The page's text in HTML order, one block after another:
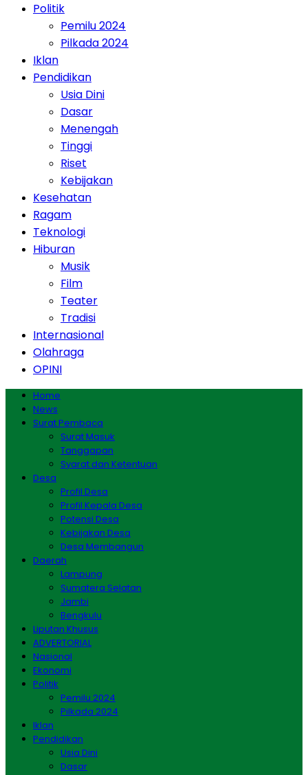
Politik
Pemilu 2024
Pilkada 2024
Iklan
Pendidikan
Usia Dini
Dasar
Menengah
Tinggi
Riset
Kebijakan
Kesehatan
Ragam
Teknologi
Hiburan
Musik
Film
Teater
Tradisi
Internasional
Olahraga
OPINI
Home
News
Surat Pembaca
Surat Masuk
Tanggapan
Syarat dan Ketentuan
Desa
Profil Desa
Profil Kepala Desa
Potensi Desa
Kebijakan Desa
Desa Membangun
Daerah
Lampung
Sumatera Selatan
Jambi
Bengkulu
Liputan Khusus
ADVERTORIAL
Nasional
Ekonomi
Politik
Pemilu 2024
Pilkada 2024
Iklan
Pendidikan
Usia Dini
Dasar